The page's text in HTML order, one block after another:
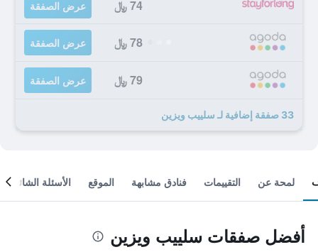
74 ﷼ عرض الصفقة
78 ﷼ عرض الصفقة
79 ﷼ عرض الصفقة
33 صفقة إضافية لـ سلييب ويزين
لمحة عن التقييمات فنادق مشابهة الموقع الأسئلة الشائعة
أفضل صفقات سلييب ويزين